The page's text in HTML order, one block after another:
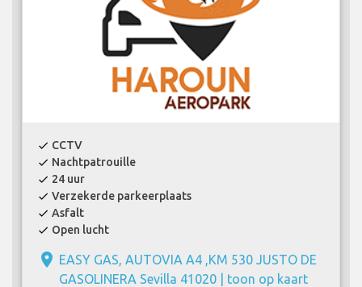
check CCTV
check Nachtpatrouille
check 24 uur
check Verzekerde parkeerplaats
check Asfalt
check Open lucht
place EASY GAS, AUTOVIA A4 ,KM 530 JUSTO DE
GASOLINERA Sevilla 41020 | toon op kaart